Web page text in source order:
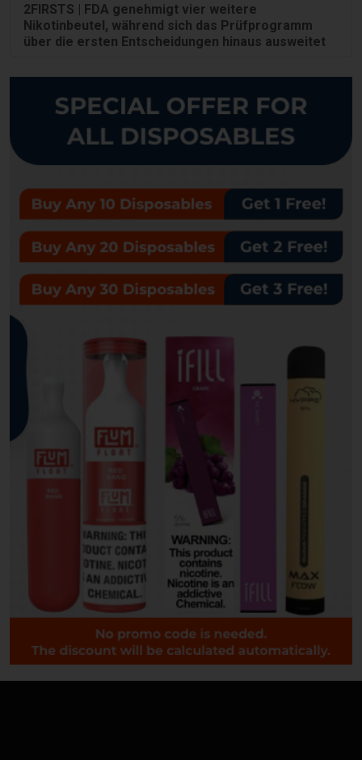
2FIRSTS | FDA genehmigt vier weitere
Nikotinbeutel, während sich das Prüfprogramm
über die ersten Entscheidungen hinaus ausweitet